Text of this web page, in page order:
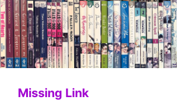
Siirry
sisältöön
Missing Link